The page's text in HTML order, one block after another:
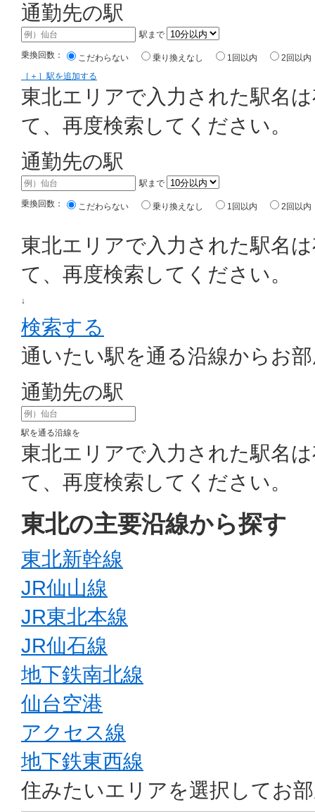
通勤先の駅
駅まで
乗換回数： こだわらない 乗り換えなし 1回以内
2回以内
［＋］駅を追加する
東北エリアで入力された駅名
て、再度検索してください。
通勤先の駅
駅まで
乗換回数： こだわらない 乗り換えなし 1回以内 2回以内
東北エリアで入力された駅名
て、再度検索してください。
↓
検索する
通いたい駅を通る沿線からお
通勤先の駅
駅を通る沿線を
東北エリアで入力された駅名
て、再度検索してください。
東北の主要沿線から探す
東北新幹線
JR仙山線
JR東北本線
JR仙石線
地下鉄南北線
仙台空港
アクセス線
地下鉄東西線
住みたいエリアを選択してお